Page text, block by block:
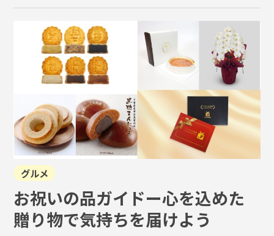
グルメ
お祝いの品ガイドー心を込めた
贈り物で気持ちを届けよう